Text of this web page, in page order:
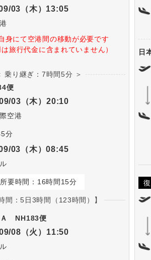
03（木）13:05
身にて空港間の移動が必要です
は旅行代金に含まれていません）
乗り継ぎ：7時間5分 ＞
便
03（木）20:10
空港
分
03（木）08:45
所要時間：16時間15分
間：5日3時間（123時間）】
NH183便
08（火）11:50
日